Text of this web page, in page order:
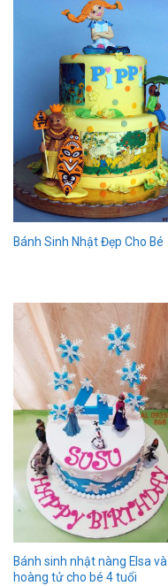
Bánh Sinh Nhật Đẹp Cho Bé
Bánh sinh nhật nàng Elsa và
hoàng tử cho bé 4 tuổi